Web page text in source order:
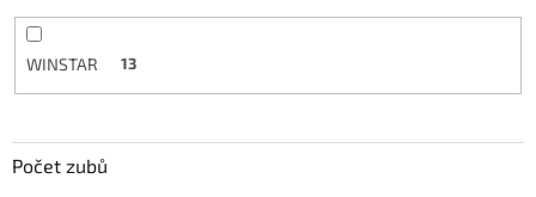
WINSTAR 13
Počet zubů